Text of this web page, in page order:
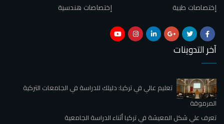
إختصاصات هندسية
إختصاصات طبية
آخر التدوينات
تعليم عالي في تركيا: دليلك للدراسة في الجامعات التركية
المرموقة
تعرف علي شكل المعيشة في تركيا أثناء الدراسة الجامعية